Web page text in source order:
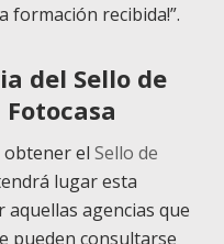
formación recibida!”.
del Sello de
obtener el Sello de
lugar esta
agencias que
pueden consultarse